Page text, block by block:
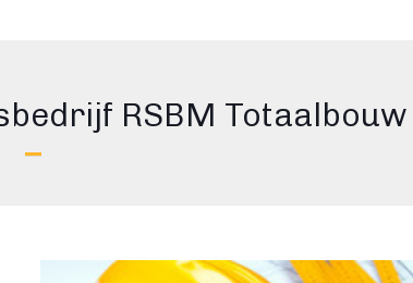
RSBM Totaalbouw